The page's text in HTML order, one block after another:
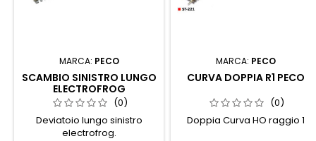
MARCA: PECO
SCAMBIO SINISTRO LUNGO
ELECTROFROG
(0)
Deviatoio lungo sinistro
electrofrog.
MARCA: PECO
CURVA DOPPIA R1 PECO
(0)
Doppia Curva HO raggio 1